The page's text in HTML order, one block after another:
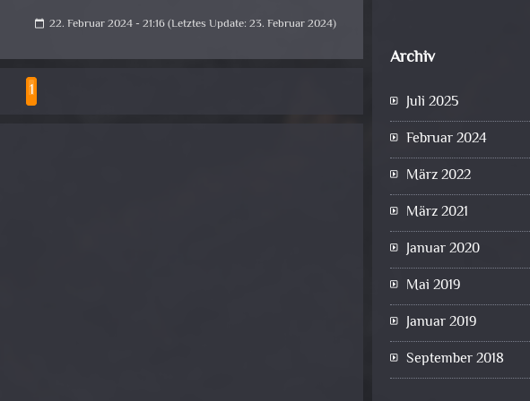
calendar_today 22. Februar 2024 - 21:16 (Letztes Update: 23. Februar 2024)
1
Archiv
Juli 2025
Februar 2024
März 2022
März 2021
Januar 2020
Mai 2019
Januar 2019
September 2018